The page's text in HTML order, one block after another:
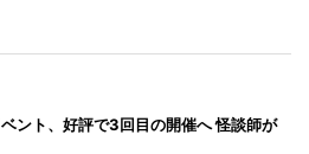
ント、好評で3回目の開催へ 怪談師が